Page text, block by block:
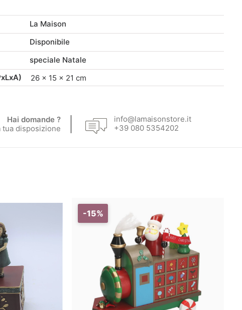
era: è:
La Maison
Disponibile
speciale Natale
26 × 15 × 21 cm
Hai domande ?
tua disposizione
info@lamaisonstore.it
+39 080 5354202
-15%